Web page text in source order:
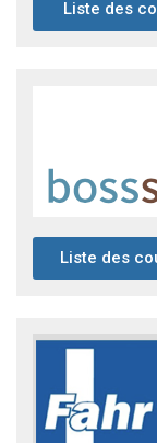
Liste des
Liste des